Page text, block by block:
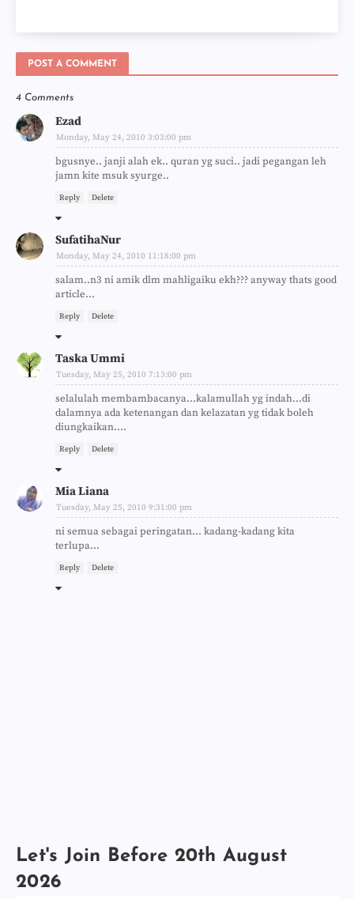
POST A COMMENT
4 Comments
Ezad
Monday, May 24, 2010 3:03:00 pm
bgusnye.. janji alah ek.. quran yg suci.. jadi pegangan leh
jamn kite msuk syurge..
Reply Delete
SufatihaNur
Monday, May 24, 2010 11:18:00 pm
salam..n3 ni amik dlm mahligaiku ekh??? anyway thats good
article...
Reply Delete
Taska Ummi
Tuesday, May 25, 2010 7:13:00 pm
selalulah membambacanya...kalamullah yg indah...di
dalamnya ada ketenangan dan kelazatan yg tidak boleh
diungkaikan....
Reply Delete
Mia Liana
Tuesday, May 25, 2010 9:31:00 pm
ni semua sebagai peringatan... kadang-kadang kita
terlupa...
Reply Delete
Let's Join Before 20th August
2026